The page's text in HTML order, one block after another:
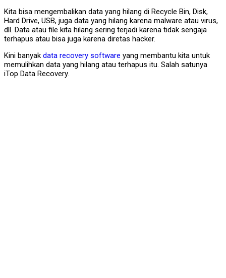
Kita bisa mengembalikan data yang hilang di Recycle Bin, Disk,
Hard Drive, USB, juga data yang hilang karena malware atau virus,
dll. Data atau file kita hilang sering terjadi karena tidak sengaja
terhapus atau bisa juga karena diretas hacker.
Kini banyak data recovery software yang membantu kita untuk
memulihkan data yang hilang atau terhapus itu. Salah satunya
iTop Data Recovery.